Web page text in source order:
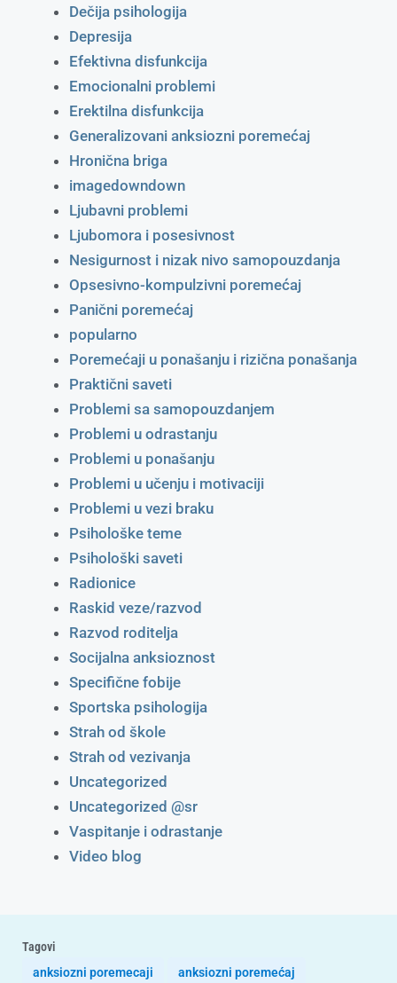
Dečija psihologija
Depresija
Efektivna disfunkcija
Emocionalni problemi
Erektilna disfunkcija
Generalizovani anksiozni poremećaj
Hronična briga
imagedowndown
Ljubavni problemi
Ljubomora i posesivnost
Nesigurnost i nizak nivo samopouzdanja
Opsesivno-kompulzivni poremećaj
Panični poremećaj
popularno
Poremećaji u ponašanju i rizična ponašanja
Praktični saveti
Problemi sa samopouzdanjem
Problemi u odrastanju
Problemi u ponašanju
Problemi u učenju i motivaciji
Problemi u vezi braku
Psihološke teme
Psihološki saveti
Radionice
Raskid veze/razvod
Razvod roditelja
Socijalna anksioznost
Specifične fobije
Sportska psihologija
Strah od škole
Strah od vezivanja
Uncategorized
Uncategorized @sr
Vaspitanje i odrastanje
Video blog
Tagovi
anksiozni poremecaji
anksiozni poremećaj